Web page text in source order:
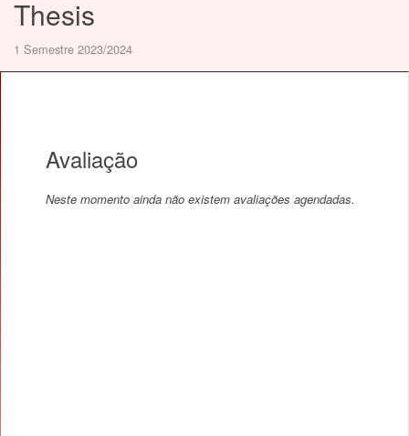
Thesis
1 Semestre 2023/2024
Avaliação
Neste momento ainda não existem avaliações agendadas.